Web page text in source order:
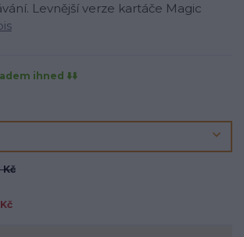
Levnější verze kartáče Magic
ihned ⬇️⬇️
Kč